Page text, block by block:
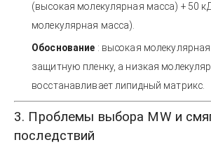
(высокая молекулярная масса) + 50
молекулярная масса).
Обоснование : высокая
защитную пленку, а низкая
восстанавливает липидный матрикс.
3. Проблемы выбора MW и
последствий